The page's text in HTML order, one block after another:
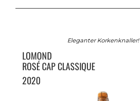
Eleganter Korkenknaller!
LOMOND
ROSÉ CAP CLASSIQUE
2020